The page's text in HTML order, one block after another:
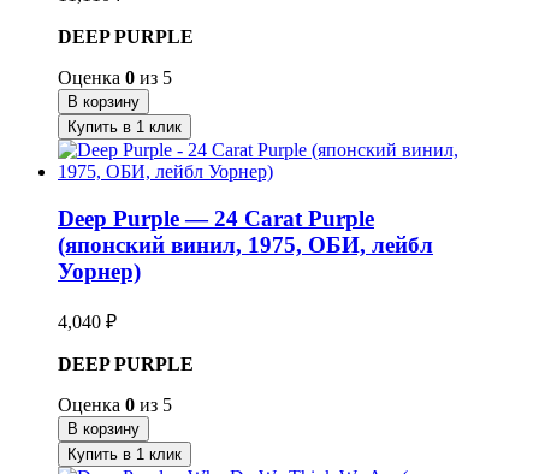
DEEP PURPLE
Оценка 0 из 5
В корзину
Купить в 1 клик
Deep Purple — 24 Carat Purple
(японский винил, 1975, ОБИ, лейбл
Уорнер)
4,040 ₽
DEEP PURPLE
Оценка 0 из 5
В корзину
Купить в 1 клик